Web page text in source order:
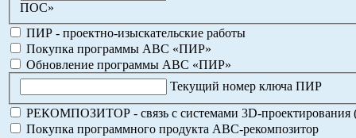
ПОС»
ПИР - проектно-изыскательские работы
Покупка программы АВС «ПИР»
Обновление программы АВС «ПИР»
Текущий номер ключа ПИР
РЕКОМПОЗИТОР - связь с системами 3D-проектирования
Покупка программного продукта АВС-рекомпозитор